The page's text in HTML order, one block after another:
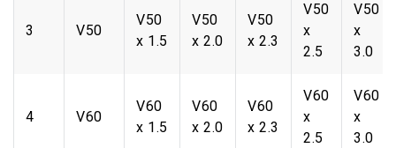
3 V50
V50
x 1.5
V50
x 2.0
V50
x 2.3
V50
x
2.5
V50
x
3.0
4 V60
V60
x 1.5
V60
x 2.0
V60
x 2.3
V60
x
2.5
V60
x
3.0